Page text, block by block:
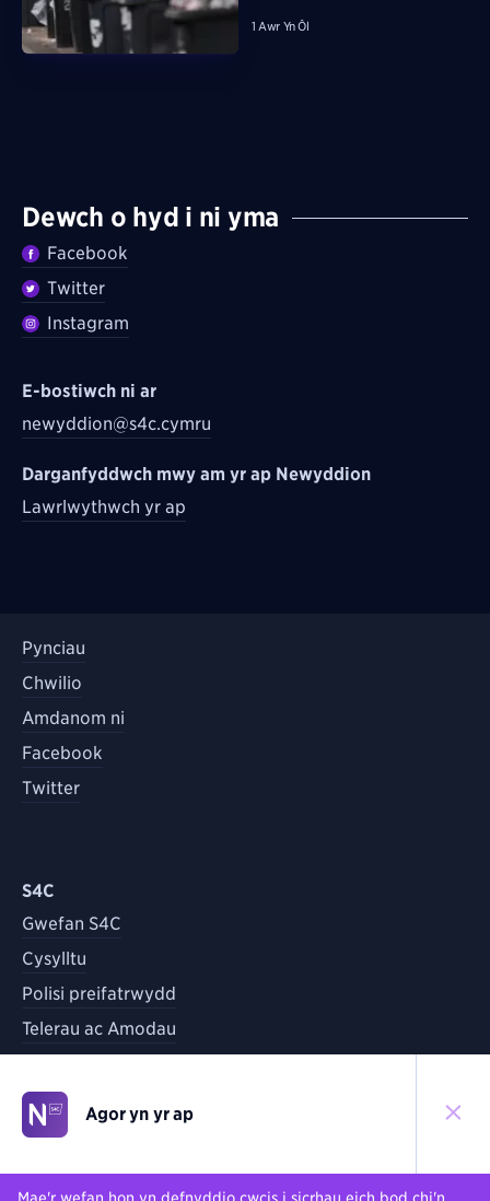
1 Awr Yn Ôl
Dewch o hyd i ni yma
Facebook
Twitter
Instagram
E-bostiwch ni ar
newyddion@s4c.cymru
Darganfyddwch mwy am yr ap Newyddion
Lawrlwythwch yr ap
Pynciau
Chwilio
Amdanom ni
Facebook
Twitter
S4C
Gwefan S4C
Cysylltu
Polisi preifatrwydd
Telerau ac Amodau
Yn ôl i'r brig
Agor yn yr ap